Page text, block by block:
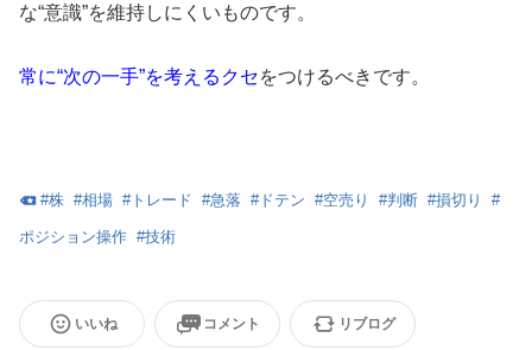
な“意識”を維持しにくいものです。
常に“次の一手”を考えるクセをつけるべきです。
#株 #相場 #トレード #急落 #ドテン #空売り #判断 #損切り #
ポジション操作 #技術
いいね コメント リブログ